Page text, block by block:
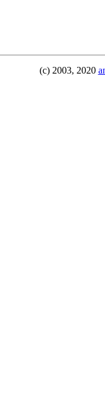
(c) 2003, 2020